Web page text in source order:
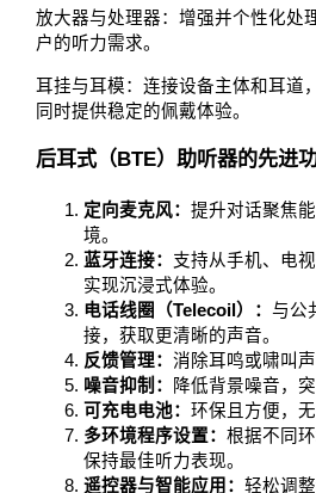
放大器与处理器：增强并个性化处
户的听力需求。
耳挂与耳模：连接设备主体和耳道
同时提供稳定的佩戴体验。
后耳式（BTE）助听器的先进
定向麦克风：提升对话聚焦
境。
蓝牙连接： 支持从手机、电
实现沉浸式体验。
电话线圈（Telecoil）：与公
接，获取更清晰的声音。
反馈管理：消除耳鸣或啸叫
噪音抑制： 降低背景噪音，
可充电电池：环保且方便，
多环境程序设置：根据不同
保持最佳听力表现。
遥控器与智能应用：轻松调